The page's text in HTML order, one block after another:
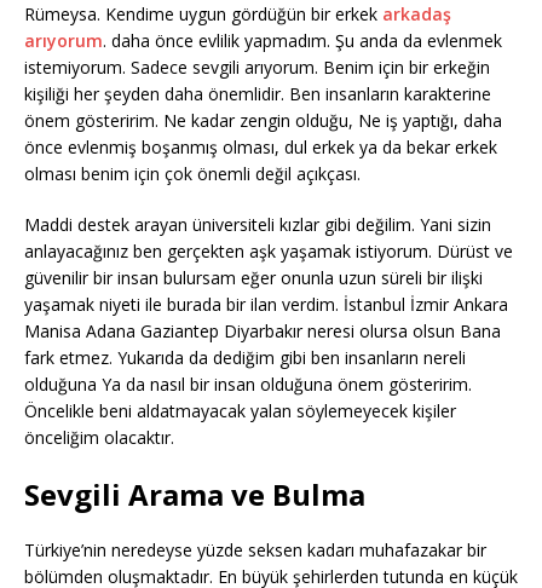
Rümeysa. Kendime uygun gördüğün bir erkek arkadaş
arıyorum. daha önce evlilik yapmadım. Şu anda da evlenmek
istemiyorum. Sadece sevgili arıyorum. Benim için bir erkeğin
kişiliği her şeyden daha önemlidir. Ben insanların karakterine
önem gösteririm. Ne kadar zengin olduğu, Ne iş yaptığı, daha
önce evlenmiş boşanmış olması, dul erkek ya da bekar erkek
olması benim için çok önemli değil açıkçası.
Maddi destek arayan üniversiteli kızlar gibi değilim. Yani sizin
anlayacağınız ben gerçekten aşk yaşamak istiyorum. Dürüst ve
güvenilir bir insan bulursam eğer onunla uzun süreli bir ilişki
yaşamak niyeti ile burada bir ilan verdim. İstanbul İzmir Ankara
Manisa Adana Gaziantep Diyarbakır neresi olursa olsun Bana
fark etmez. Yukarıda da dediğim gibi ben insanların nereli
olduğuna Ya da nasıl bir insan olduğuna önem gösteririm.
Öncelikle beni aldatmayacak yalan söylemeyecek kişiler
önceliğim olacaktır.
Sevgili Arama ve Bulma
Türkiye’nin neredeyse yüzde seksen kadarı muhafazakar bir
bölümden oluşmaktadır. En büyük şehirlerden tutunda en küçük